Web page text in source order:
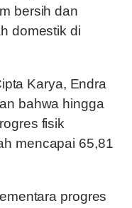
bersih dan
domestik di
Karya, Endra
bahwa hingga
fisik
mencapai 65,81
progres